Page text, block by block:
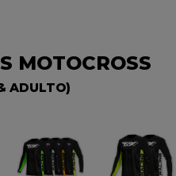
MOTOCROSS
ADULTO)